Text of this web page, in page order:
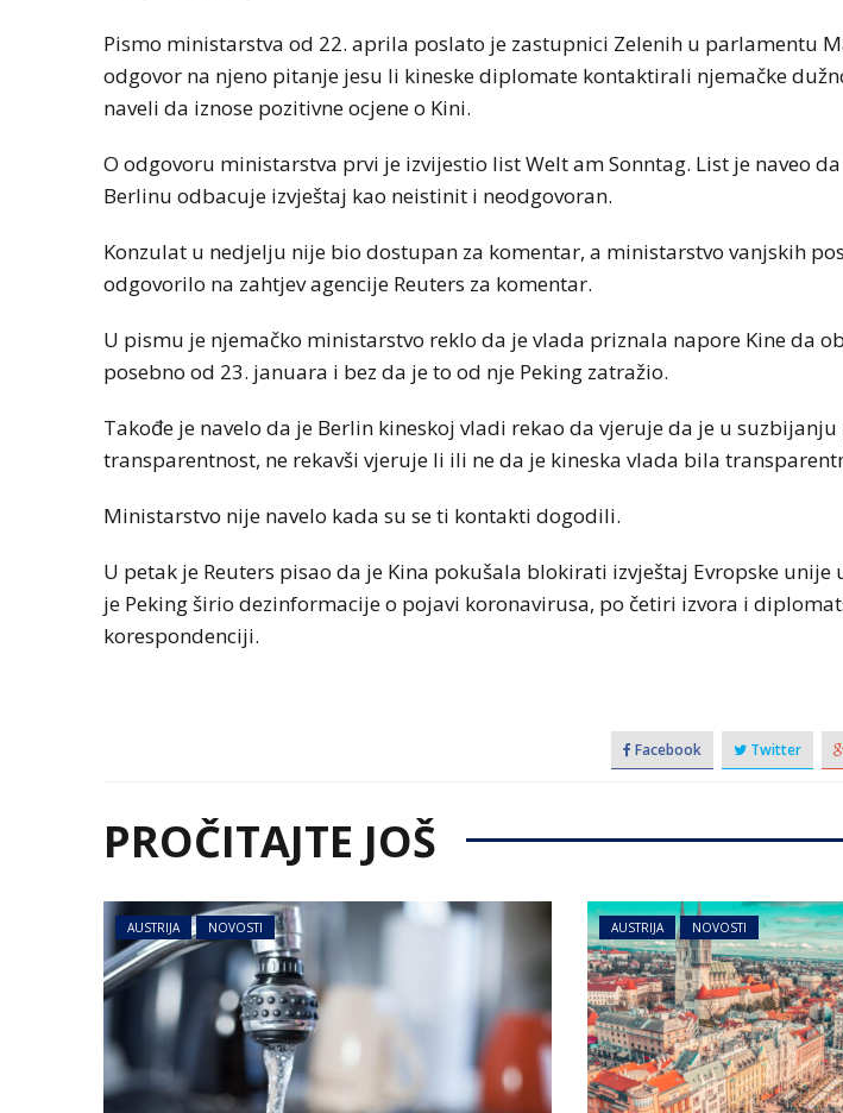
Pismo ministarstva od 22. aprila poslato je zastupnici Zelenih u parlamentu
odgovor na njeno pitanje jesu li kineske diplomate kontaktirali njemačke
naveli da iznose pozitivne ocjene o Kini.
O odgovoru ministarstva prvi je izvijestio list Welt am Sonntag. List je naveo
Berlinu odbacuje izvještaj kao neistinit i neodgovoran.
Konzulat u nedjelju nije bio dostupan za komentar, a ministarstvo vanjskih
odgovorilo na zahtjev agencije Reuters za komentar.
U pismu je njemačko ministarstvo reklo da je vlada priznala napore Kine da
posebno od 23. januara i bez da je to od nje Peking zatražio.
Takođe je navelo da je Berlin kineskoj vladi rekao da vjeruje da je u
transparentnost, ne rekavši vjeruje li ili ne da je kineska vlada bila
Ministarstvo nije navelo kada su se ti kontakti dogodili.
U petak je Reuters pisao da je Kina pokušala blokirati izvještaj Evropske unije
je Peking širio dezinformacije o pojavi koronavirusa, po četiri izvora i
korespondenciji.
Facebook Twitter
PROČITAJTE JOŠ
AUSTRIJA NOVOSTI AUSTRIJA NOVOSTI